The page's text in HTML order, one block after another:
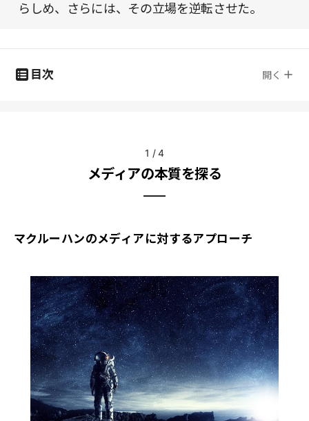
らしめ、さらには、その立場を逆転させた。
目次 開く
1 /4
メディアの本質を探る
マクルーハンのメディアに対するアプローチ